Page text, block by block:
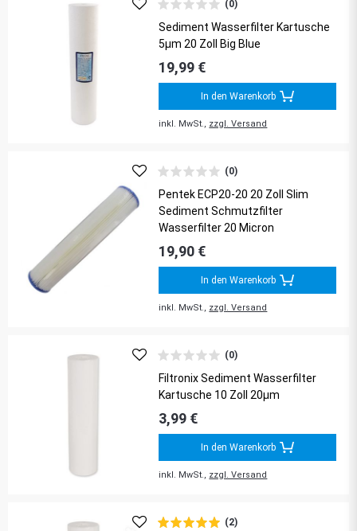
(0)
Sediment Wasserfilter Kartusche
5µm 20 Zoll Big Blue
19,99 €
In den Warenkorb
inkl. MwSt., zzgl. Versand
(0)
Pentek ECP20-20 20 Zoll Slim
Sediment Schmutzfilter
Wasserfilter 20 Micron
19,90 €
In den Warenkorb
inkl. MwSt., zzgl. Versand
(0)
Filtronix Sediment Wasserfilter
Kartusche 10 Zoll 20µm
3,99 €
In den Warenkorb
inkl. MwSt., zzgl. Versand
(2)